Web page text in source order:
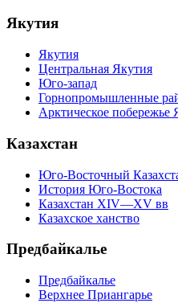
Якутия
Якутия
Центральная Якутия
Юго-запад
Горнопромышленные
Арктическое побережье
Казахстан
Юго-Восточный
История Юго-Востока
Казахстан XIV—XV вв
Казахское ханство
Предбайкалье
Предбайкалье
Верхнее Приангарье